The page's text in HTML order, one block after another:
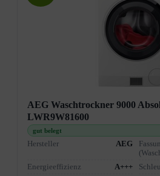
AEG Waschtrockner 9000
LWR9W81600
gut belegt
Hersteller AEG
Energieeffizienz
A+++